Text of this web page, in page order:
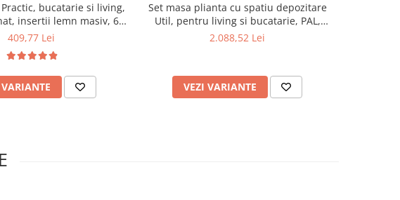
bucatarie si living,
insertii lemn masiv, 6
rotunjite, 120x74x75
409,77 Lei
Set masa plianta cu spatiu depozitare
Util, pentru living si bucatarie, PAL,
structura lemn masiv, cu role,
2.088,52 Lei
VEZI VARIANTE